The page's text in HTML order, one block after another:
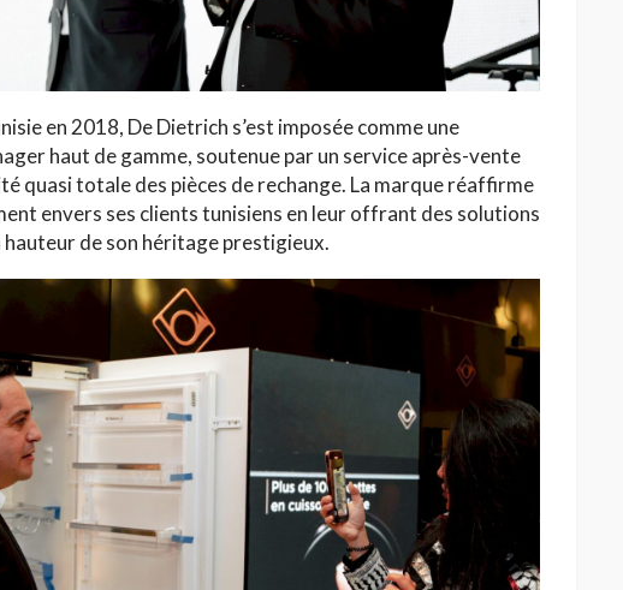
en 2018, De Dietrich s’est imposée comme une
haut de gamme, soutenue par un service après-vente
quasi totale des pièces de rechange. La marque réaffirme
envers ses clients tunisiens en leur offrant des solutions
de son héritage prestigieux.